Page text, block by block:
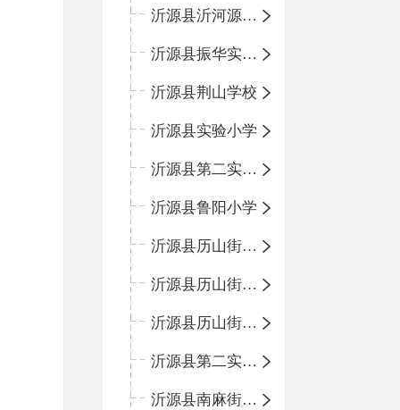
沂源县沂河源学校
沂源县振华实验学校
沂源县荆山学校
沂源县实验小学
沂源县第二实验小学
沂源县鲁阳小学
沂源县历山街道办事处振兴路小学
沂源县历山街道办事处荆山路小学
沂源县历山街道办事处鲁山路小学
沂源县第二实验中学
沂源县南麻街道办事处中心小学